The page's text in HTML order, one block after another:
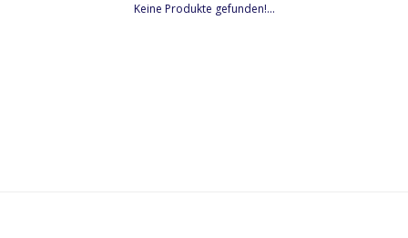
Keine Produkte gefunden!...